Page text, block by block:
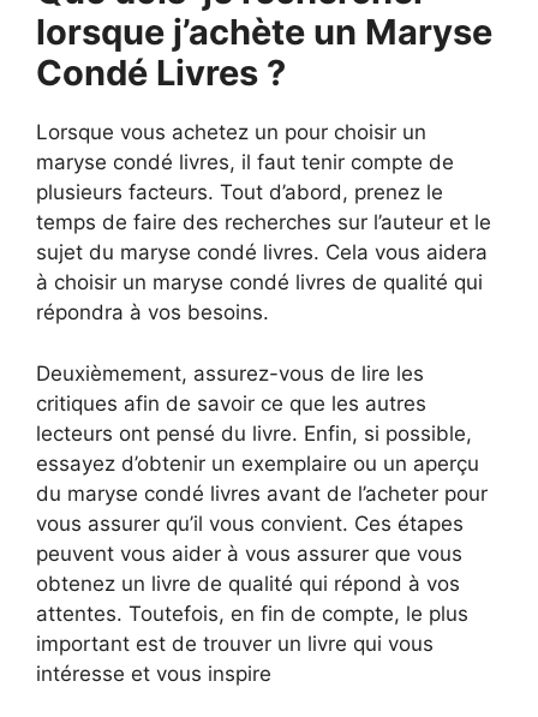
lorsque j’achète un Maryse
Condé Livres ?
Lorsque vous achetez un pour choisir un
maryse condé livres, il faut tenir compte de
plusieurs facteurs. Tout d’abord, prenez le
temps de faire des recherches sur l’auteur et le
sujet du maryse condé livres. Cela vous aidera
à choisir un maryse condé livres de qualité qui
répondra à vos besoins.
Deuxièmement, assurez-vous de lire les
critiques afin de savoir ce que les autres
lecteurs ont pensé du livre. Enfin, si possible,
essayez d’obtenir un exemplaire ou un aperçu
du maryse condé livres avant de l’acheter pour
vous assurer qu’il vous convient. Ces étapes
peuvent vous aider à vous assurer que vous
obtenez un livre de qualité qui répond à vos
attentes. Toutefois, en fin de compte, le plus
important est de trouver un livre qui vous
intéresse et vous inspire